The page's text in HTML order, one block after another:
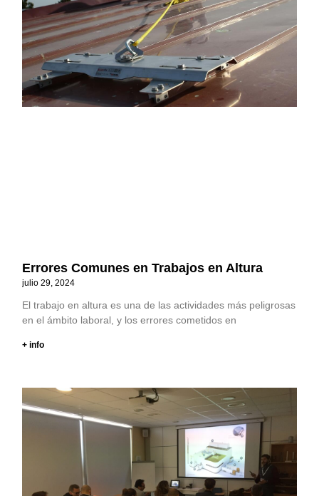
Errores Comunes en Trabajos en Altura
julio 29, 2024
El trabajo en altura es una de las actividades más peligrosas
en el ámbito laboral, y los errores cometidos en
+ info